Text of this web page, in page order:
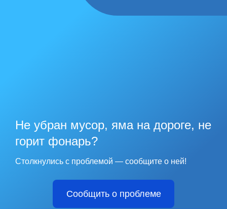
Не убран мусор, яма на дороге, не
горит фонарь?
Столкнулись с проблемой — сообщите о ней!
Сообщить о проблеме